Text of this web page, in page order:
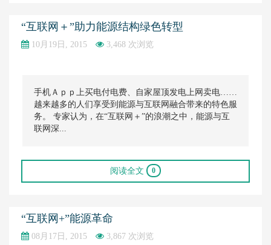
“互联网＋”助力能源结构绿色转型
10月19日, 2015 3,468 次浏览
手机Ａｐｐ上买电付电费、自家屋顶发电上网卖电……
越来越多的人们享受到能源与互联网融合带来的特色服
务。 专家认为，在“互联网＋”的浪潮之中，能源与互
联网深...
阅读全文 0
“互联网+”能源革命
08月17日, 2015 3,867 次浏览